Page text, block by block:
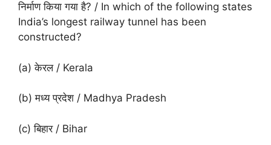
निर्माण किया गया है? / In which of the following states
India’s longest railway tunnel has been
constructed?
(a) केरल / Kerala
(b) मध्य प्रदेश / Madhya Pradesh
(c) बिहार / Bihar